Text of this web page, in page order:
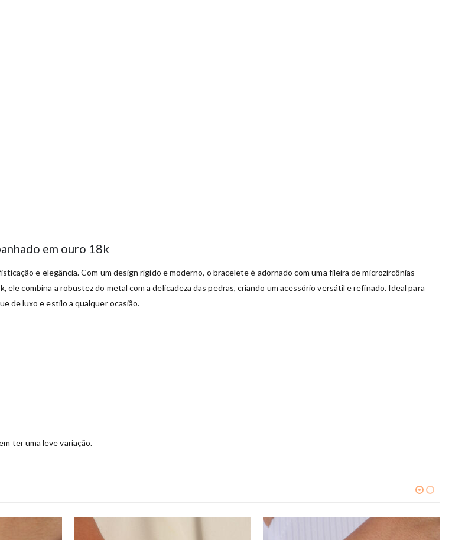
em ouro 18k
e elegância. Com um design rígido e moderno, o bracelete é adornado com uma fileira de microzircônias
combina a robustez do metal com a delicadeza das pedras, criando um acessório versátil e refinado. Ideal para
de luxo e estilo a qualquer ocasião.
ter uma leve variação.